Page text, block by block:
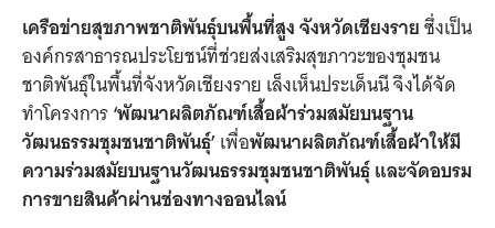
เครือข่ายสุขภาพชาติพันธุ์บนพื้นที่สูง จังหวัดเชียงรายซึ่งเป็น
องค์กรสาธารณประโยชน์ที่ช่วยส่งเสริมสุขภาวะของชุมชน
ชาติพันธุ์ในพื้นที่จังหวัดเชียงราย เล็งเห็นประเด็นนี จึงได้จัด
ทำโครงการ‘พัฒนาผลิตภัณฑ์เสื้อผ้าร่วมสมัยบนฐาน
วัฒนธรรมชุมชนชาติพันธุ์’เพื่อพัฒนาผลิตภัณฑ์เสื้อผ้าให้มี
ความร่วมสมัยบนฐานวัฒนธรรมชุมชนชาติพันธุ์ และจัดอบรม
การขายสินค้าผ่านช่องทางออนไลน์